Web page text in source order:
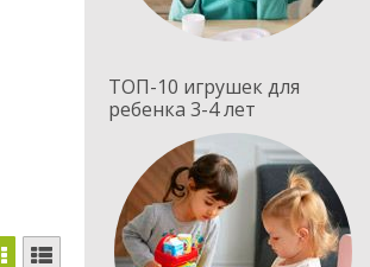
ТОП-10 игрушек для
ребенка 3-4 лет